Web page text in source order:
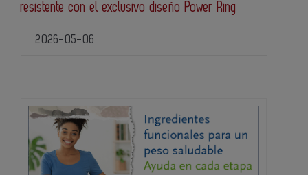
resistente con el exclusivo diseño Power Ring
2026-05-06